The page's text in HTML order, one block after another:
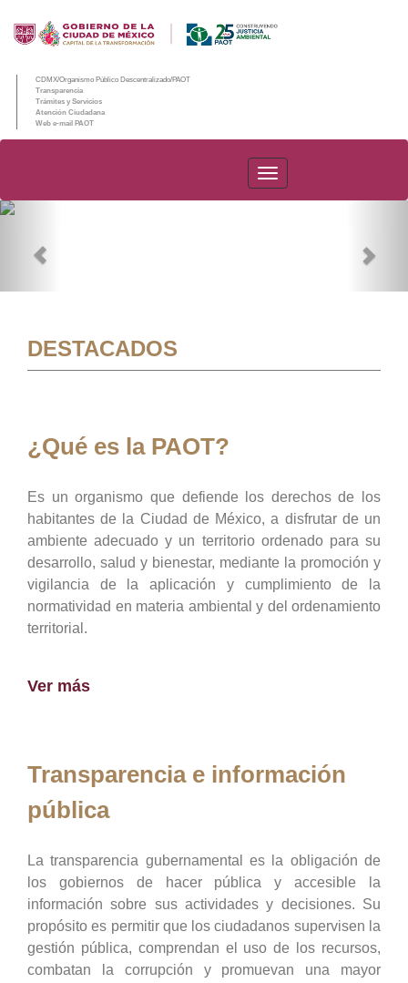
CDMX/Organismo Público Descentralizado/PAOT
Transparencia
Trámites y Servicios
Atención Ciudadana
Web e-mail PAOT
PAOT
DESTACADOS
¿Qué es la PAOT?
Es un organismo que defiende los derechos de los
habitantes de la Ciudad de México, a disfrutar de un
ambiente adecuado y un territorio ordenado para su
desarrollo, salud y bienestar, mediante la promoción y
vigilancia de la aplicación y cumplimiento de la
normatividad en materia ambiental y del ordenamiento
territorial.
Ver más
Transparencia e información
pública
La transparencia gubernamental es la obligación de
los gobiernos de hacer pública y accesible la
información sobre sus actividades y decisiones. Su
propósito es permitir que los ciudadanos supervisen la
gestión pública, comprendan el uso de los recursos,
combatan la corrupción y promuevan una mayor